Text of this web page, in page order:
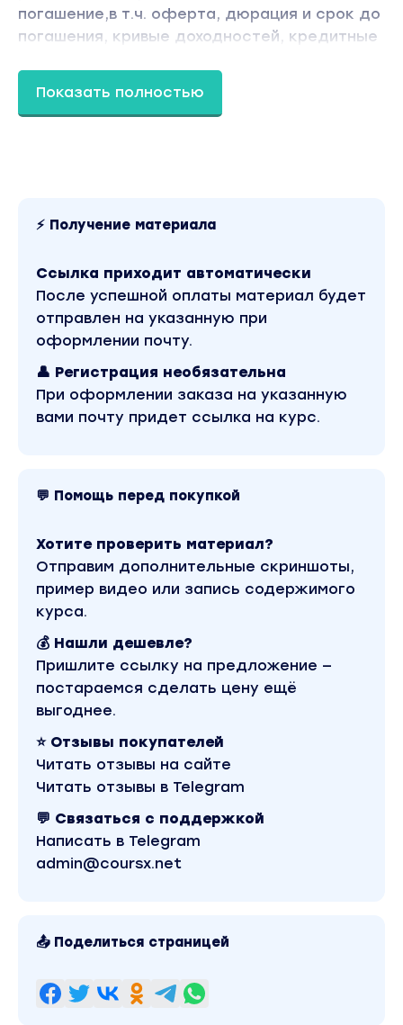
погашение,в т.ч. оферта, дюрация и срок до
погашения, кривые доходностей, кредитные
• Принципы составления портфеля
облигаций
• Создание собственной инвестиционной
политики и определение риск-профиля
• Ознакомление с основными ресурсами по
подбору и поиску облигаций
• Составление собственного портфеля
Бонусом к курсу вы получите:
— Презентацию, дополнительыне материалы
Вы находитесь на странице товара «Сергей
Рогозин - Облигации PRO (2022)». Это материал
2022 года. В магазине Coursx.net данный
материал доступен за 99 рублей. Обучающий
курс входит в рубрику «Инвестиции, Трейдинг,
Криптовалюта». Другие материалы автора
«Сергей Рогозин» можно найти через поиск по
сайту.
Показать полностью
⚡ Получение материала
Ссылка приходит автоматически
После успешной оплаты материал будет
отправлен на указанную при
оформлении почту.
👤 Регистрация необязательна
При оформлении заказа на указанную
вами почту придет ссылка на курс.
💬 Помощь перед покупкой
Хотите проверить материал?
Отправим дополнительные скриншоты,
пример видео или запись содержимого
курса.
💰 Нашли дешевле?
Пришлите ссылку на предложение —
постараемся сделать цену ещё
выгоднее.
⭐ Отзывы покупателей
Читать отзывы на сайте
Читать отзывы в Telegram
💬 Связаться с поддержкой
Написать в Telegram
admin@coursx.net
📤 Поделиться страницей